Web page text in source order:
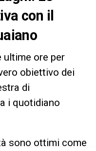
con il
ultime ore per
obiettivo dei
di
i quotidiano
sono ottimi come